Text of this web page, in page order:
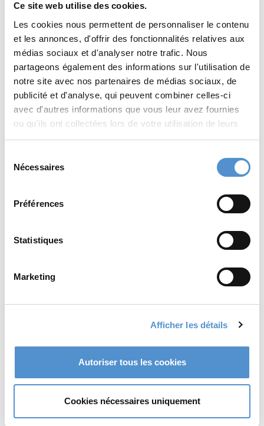
Ce site web utilise des cookies.
Les cookies nous permettent de personnaliser le contenu
et les annonces, d'offrir des fonctionnalités relatives aux
médias sociaux et d'analyser notre trafic. Nous
partageons également des informations sur l'utilisation de
notre site avec nos partenaires de médias sociaux, de
publicité et d'analyse, qui peuvent combiner celles-ci
avec d'autres informations que vous leur avez fournies
ou qu'ils ont collectées lors de votre utilisation de leurs
services.
Nécessaires
Préférences
Statistiques
Marketing
Afficher les détails
Autoriser tous les cookies
Cookies nécessaires uniquement
Columbia 4L-
4R
Read more Read more
Fouloir, pointe
ronde DD
Read more
Hollenback
Read more